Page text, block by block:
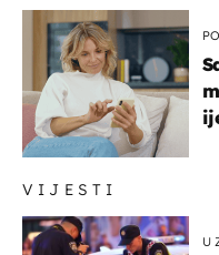
VIJESTI
U